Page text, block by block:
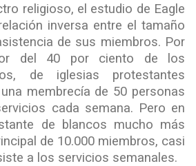
religioso, el estudio de Eagle
inversa entre el tamaño
de sus miembros. Por
del 40 por ciento de los
de iglesias protestantes
membrecía de 50 personas
cada semana. Pero en
de blancos mucho más
de 10.000 miembros, casi
a los servicios semanales.